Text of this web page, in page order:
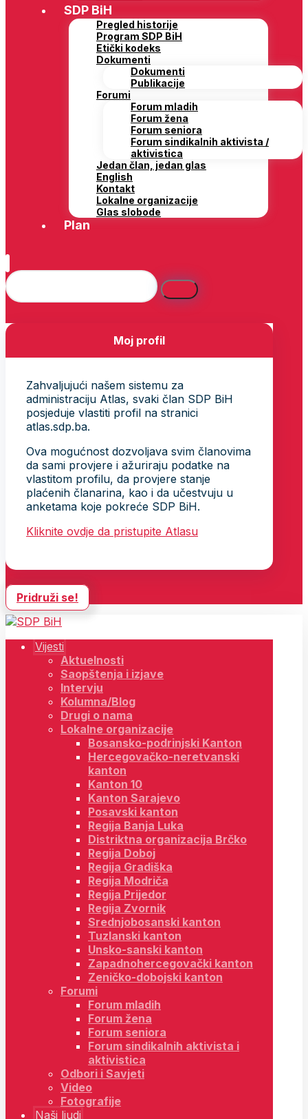
SDP BiH
Pregled historije
Program SDP BiH
Etički kodeks
Dokumenti
Dokumenti
Publikacije
Forumi
Forum mladih
Forum žena
Forum seniora
Forum sindikalnih aktivista /
aktivistica
Jedan član, jedan glas
English
Kontakt
Lokalne organizacije
Glas slobode
Plan
Moj profil
Zahvaljujući našem sistemu za
administraciju Atlas, svaki član SDP BiH
posjeduje vlastiti profil na stranici
atlas.sdp.ba.
Ova mogućnost dozvoljava svim članovima
da sami provjere i ažuriraju podatke na
vlastitom profilu, da provjere stanje
plaćenih članarina, kao i da učestvuju u
anketama koje pokreće SDP BiH.
Kliknite ovdje da pristupite Atlasu
Pridruži se!
Vijesti
Aktuelnosti
Saopštenja i izjave
Intervju
Kolumna/Blog
Drugi o nama
Lokalne organizacije
Bosansko-podrinjski Kanton
Hercegovačko-neretvanski
kanton
Kanton 10
Kanton Sarajevo
Posavski kanton
Regija Banja Luka
Distriktna organizacija Brčko
Regija Doboj
Regija Gradiška
Regija Modriča
Regija Prijedor
Regija Zvornik
Srednjobosanski kanton
Tuzlanski kanton
Unsko-sanski kanton
Zapadnohercegovački kanton
Zeničko-dobojski kanton
Forumi
Forum mladih
Forum žena
Forum seniora
Forum sindikalnih aktivista i
aktivistica
Odbori i Savjeti
Video
Fotografije
Naši ljudi